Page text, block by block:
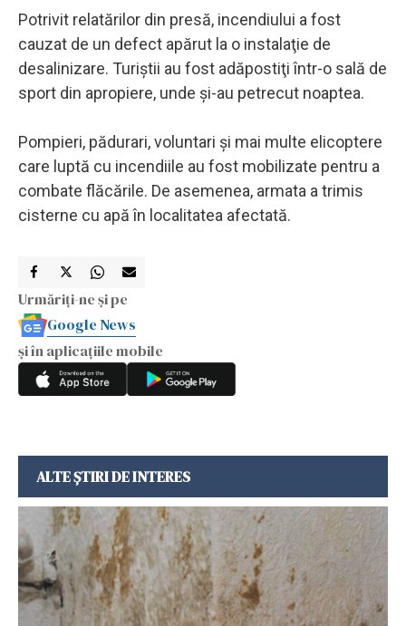
Potrivit relatărilor din presă, incendiului a fost
cauzat de un defect apărut la o instalaţie de
desalinizare. Turiştii au fost adăpostiţi într-o sală de
sport din apropiere, unde şi-au petrecut noaptea.
Pompieri, pădurari, voluntari şi mai multe elicoptere
care luptă cu incendiile au fost mobilizate pentru a
combate flăcările. De asemenea, armata a trimis
cisterne cu apă în localitatea afectată.
Urmăriți-ne și pe
Google News
și în aplicațiile mobile
ALTE ȘTIRI DE INTERES